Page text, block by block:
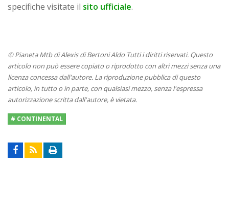
specifiche visitate il sito ufficiale.
© Pianeta Mtb di Alexis di Bertoni Aldo Tutti i diritti riservati. Questo
articolo non può essere copiato o riprodotto con altri mezzi senza una
licenza concessa dall'autore. La riproduzione pubblica di questo
articolo, in tutto o in parte, con qualsiasi mezzo, senza l'espressa
autorizzazione scritta dall'autore, è vietata.
# CONTINENTAL